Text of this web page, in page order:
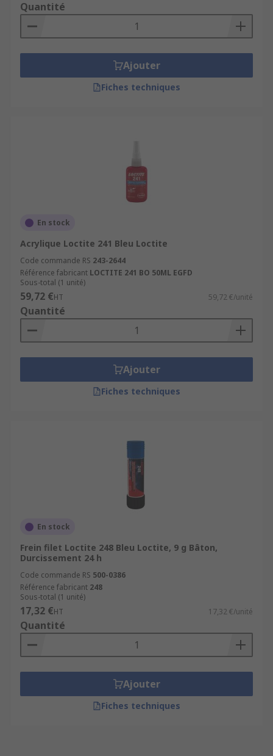
Quantité
Ajouter
Fiches techniques
En stock
Acrylique Loctite 241 Bleu Loctite
Code commande RS 243-2644
Référence fabricant LOCTITE 241 BO 50ML EGFD
Sous-total (1 unité)
59,72 €HT 59,72 €/unité
Quantité
Ajouter
Fiches techniques
En stock
Frein filet Loctite 248 Bleu Loctite, 9 g Bâton,
Durcissement 24 h
Code commande RS 500-0386
Référence fabricant 248
Sous-total (1 unité)
17,32 €HT 17,32 €/unité
Quantité
Ajouter
Fiches techniques